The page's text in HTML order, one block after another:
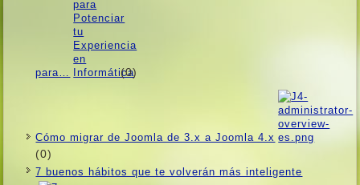
para… (0)
Cómo migrar de Joomla de 3.x a Joomla 4.x
(0)
7 buenos hábitos que te volverán más inteligente